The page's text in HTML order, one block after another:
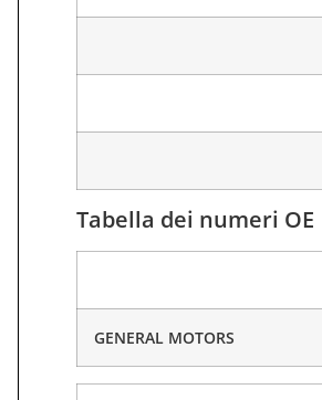
Tabella dei numeri OE
GENERAL MOTORS